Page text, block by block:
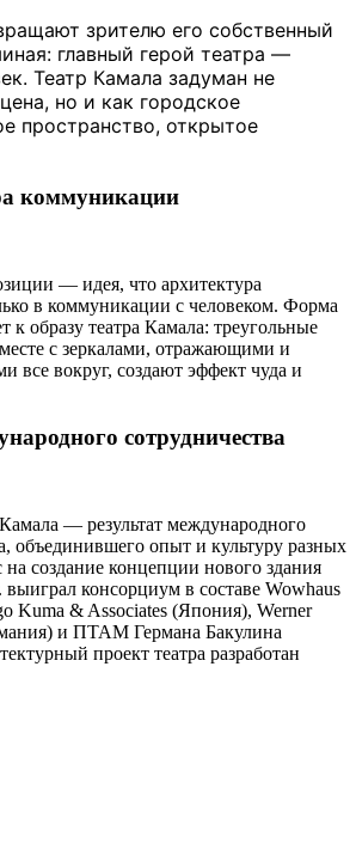
зрителю его собственный
главный герой театра —
Театр Камала задуман не
но и как городское
пространство, открытое
коммуникации
— идея, что архитектура
в коммуникации с человеком. Форма
к образу театра Камала: треугольные
с зеркалами, отражающими и
все вокруг, создают эффект чуда и
сотрудничества
— результат международного
объединившего опыт и культуру разных
на создание концепции нового здания
выиграл консорциум в составе Wowhaus
Kuma & Associates (Япония), Werner
и ПТАМ Германа Бакулина
проект театра разработан